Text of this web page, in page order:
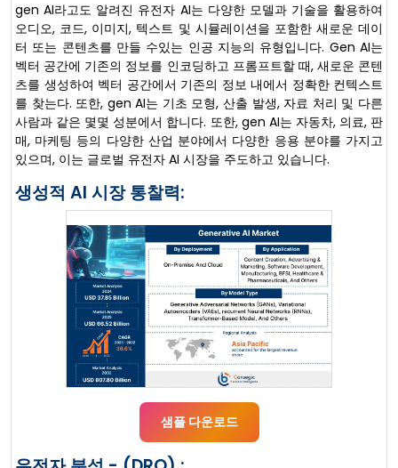
gen AI라고도 알려진 유전자 AI는 다양한 모델과 기술을 활용하여
오디오, 코드, 이미지, 텍스트 및 시뮬레이션을 포함한 새로운 데이
터 또는 콘텐츠를 만들 수있는 인공 지능의 유형입니다. Gen AI는
벡터 공간에 기존의 정보를 인코딩하고 프롬프트할 때, 새로운 콘텐
츠를 생성하여 벡터 공간에서 기존의 정보 내에서 정확한 컨텍스트
를 찾는다. 또한, gen AI는 기초 모형, 산출 발생, 자료 처리 및 다른
사람과 같은 몇몇 성분에서 합니다. 또한, gen AI는 자동차, 의료, 판
매, 마케팅 등의 다양한 산업 분야에서 다양한 응용 분야를 가지고
있으며, 이는 글로벌 유전자 AI 시장을 주도하고 있습니다.
생성적 AI 시장 통찰력:
샘플 다운로드